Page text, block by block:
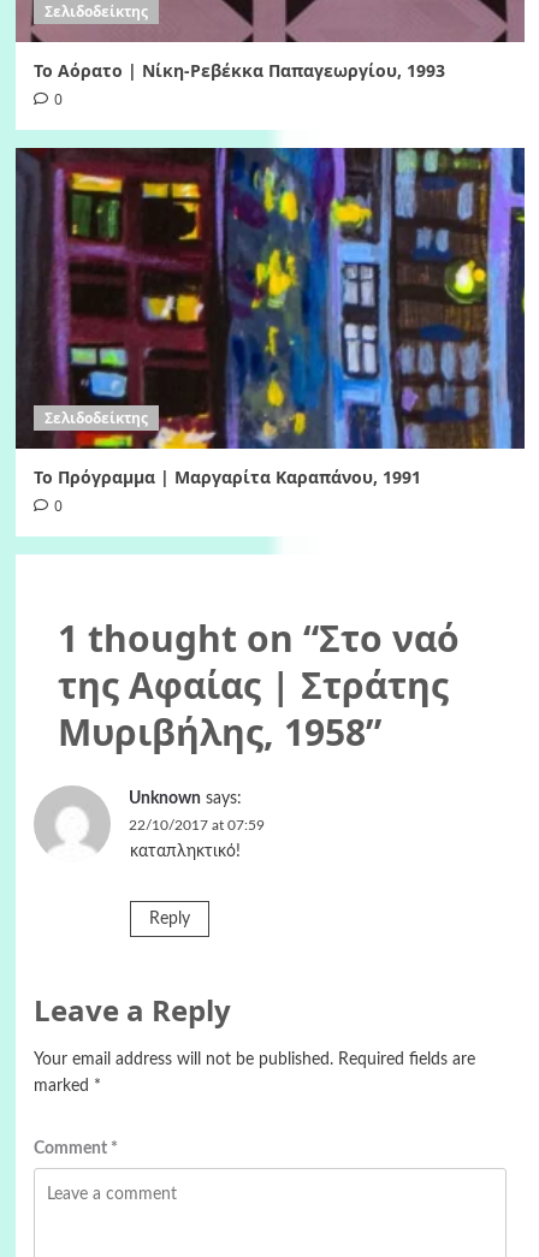
Σελιδοδείκτης
Το Αόρατο | Νίκη-Ρεβέκκα Παπαγεωργίου, 1993
0
Σελιδοδείκτης
Το Πρόγραμμα | Μαργαρίτα Καραπάνου, 1991
0
1 thought on “Στο ναό
της Αφαίας | Στράτης
Μυριβήλης, 1958”
Unknown says:
22/10/2017 at 07:59
καταπληκτικό!
Reply
Leave a Reply
Your email address will not be published. Required fields are
marked *
Comment *